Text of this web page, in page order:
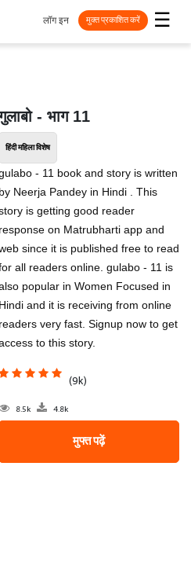
☰
लॉग इन मुक्त प्रकाशित करें
- भाग 11
हिंदी महिला विशेष
- 11 book and story is written
by Neerja Pandey in Hindi . This
is getting good reader
response on Matrubharti app and
since it is published free to read
all readers online. gulabo - 11 is
popular in Women Focused in
Hindi and it is receiving from online
readers very fast. Signup now to get
to this story.
(9k)
8.5k 4.8k
मुफ्त पढ़ें